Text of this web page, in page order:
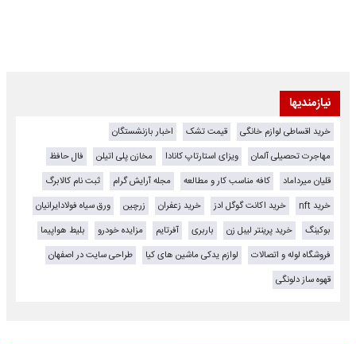
نیازمندیها
خرید اقساطی لوازم خانگی قیمت تشک
اخبار بازنشستگان
مهاجرت تحصیلی آلمان
ویزای استارتاپ کانادا مخازن پلی اتیلن
فال حافظ
قلیان میرداماد
کافه مناسب کار و مطالعه مجله آرایش گرام
ثبت نام کالابرگ
خرید nft
خرید اکانت گوگل ادز خرید زعفران زرچین
ورق سیاه فولادایرانیان
بوکینگ
خرید پرینتر لیبل زن باربری آفرتایم مزایده خودرو
بلیط هواپیما
فروشگاه لوله و اتصالات
لوازم یدکی ماشین های کیا
طراحی سایت در اصفهان
قهوه ساز دلونگی